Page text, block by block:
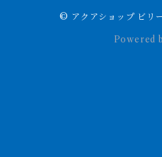
エンドリケリー© アクアショップ ビリ
Powered